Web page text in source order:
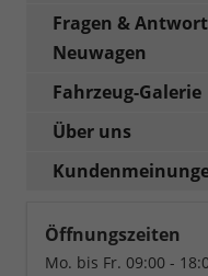
Fragen &
Neuwagen
Fahrzeug-Galerie
Über uns
Öffnungszeiten
Mo. bis Fr. 09:00 -